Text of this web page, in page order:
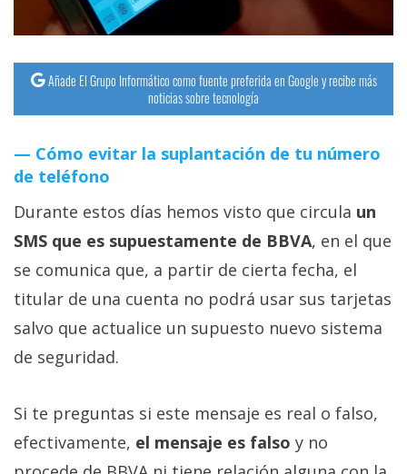
Añade El Grupo Informático como fuente preferida en Google y recibe más
noticias sobre tecnología
Cómo evitar la suplantación de tu número
de teléfono
Durante estos días hemos visto que circula un
SMS que es supuestamente de BBVA, en el que
se comunica que, a partir de cierta fecha, el
titular de una cuenta no podrá usar sus tarjetas
salvo que actualice un supuesto nuevo sistema
de seguridad.
Si te preguntas si este mensaje es real o falso,
efectivamente, el mensaje es falso y no